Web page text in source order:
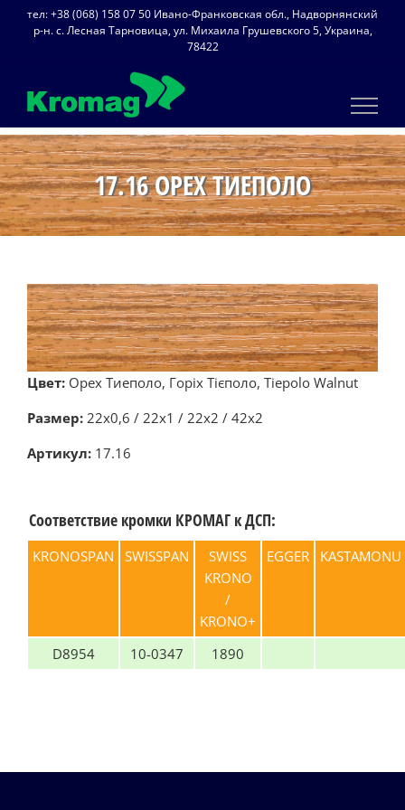
тел: +38 (068) 158 07 50 Ивано-Франковская обл., Надворнянский
р-н. с. Лесная Тарновица, ул. Михаила Грушевского 5, Украина,
78422
17.16 ОРЕХ ТИЕПОЛО
Цвет: Орех Тиеполо, Горіх Тієполо, Tiepolo Walnut
Размер: 22х0,6 / 22х1 / 22х2 / 42х2
Артикул: 17.16
Соответствие кромки КРОМАГ к ДСП:
KRONOSPAN SWISSPAN
SWISS
KRONO
/
KRONO+
EGGER KASTAMONU
D8954 10-0347 1890